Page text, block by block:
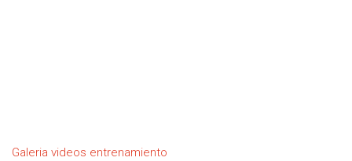
Galeria videos entrenamiento